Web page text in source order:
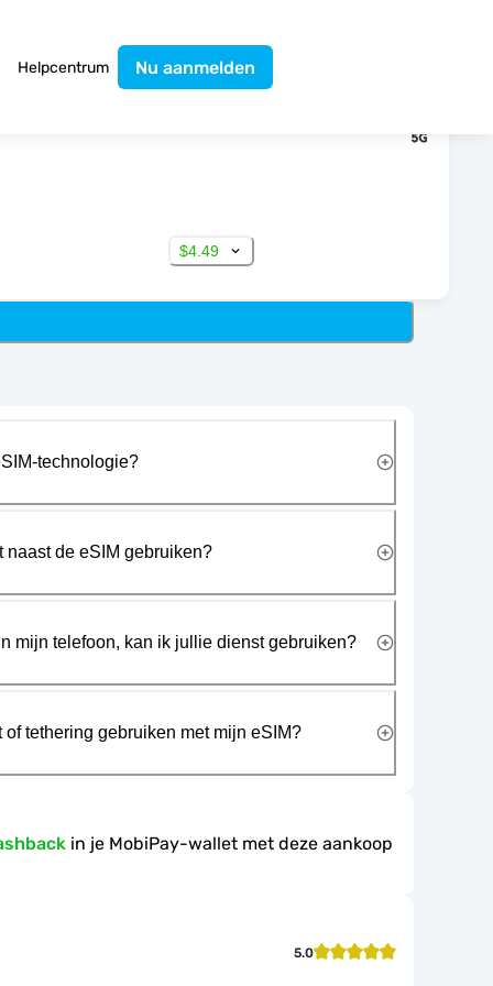
Helpcentrum Nu aanmelden
$4.49
technologie?
naast de eSIM gebruiken?
mijn telefoon, kan ik jullie dienst gebruiken?
tethering gebruiken met mijn eSIM?
in je MobiPay-wallet met deze aankoop
5.0